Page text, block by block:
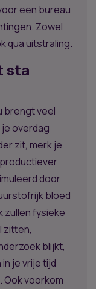
een bureau
Zowel
qua uitstraling.
sta
brengt veel
overdag
zit, merk je
door
bloed
zullen fysieke
zitten,
blijkt,
je vrije tijd
Ook voorkom